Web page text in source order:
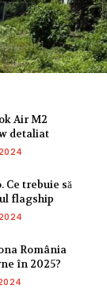
Air M2
detaliat
Ce trebuie să
flagship
România
în 2025?